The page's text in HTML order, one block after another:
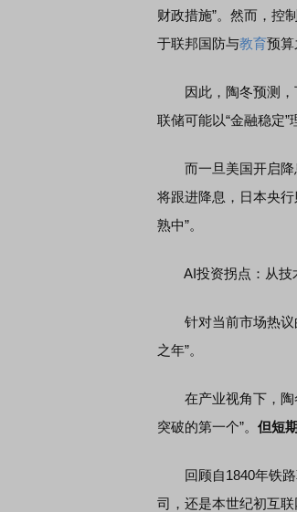
财政措施”。然而，控
于联邦国防与教育预
因此，陶冬预测，下
联储可能以“金融稳定”
而一旦美国开启降
将跟进降息，日本央
熟中”。
AI投资拐点：从技
针对当前市场热议的
之年”。
在产业视角下，陶冬
突破的第一个”。 但短
回顾自1840年铁路
司，还是本世纪初互